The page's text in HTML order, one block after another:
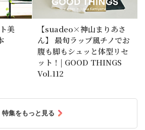
美
【suadeo×神山まりあさ
ん】 最旬ラップ風チノでお
腹も脚もシュッと体型リセ
ット！| GOOD THINGS
Vol.112
特集をもっと見る